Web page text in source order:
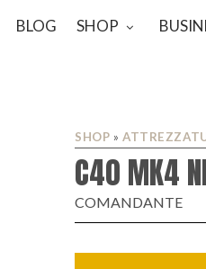
BLOG SHOP
SHOP »
C40 MK4
COMANDANTE